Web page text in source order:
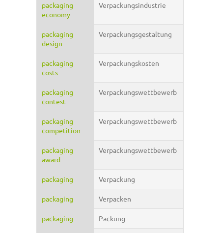
packaging
economy
Verpackungsindustrie
packaging
design
Verpackungsgestaltung
packaging
costs
Verpackungskosten
packaging
contest
Verpackungswettbewerb
packaging
competition
Verpackungswettbewerb
packaging
award
Verpackungswettbewerb
packaging Verpackung
packaging Verpacken
packaging Packung